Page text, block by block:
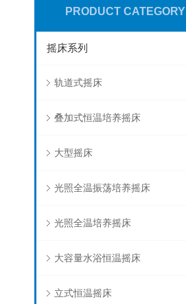
PRODUCT CATEGORY
摇床系列
轨道式摇床
叠加式恒温培养摇床
大型摇床
光照全温振荡培养摇床
光照全温培养摇床
大容量水浴恒温摇床
立式恒温摇床